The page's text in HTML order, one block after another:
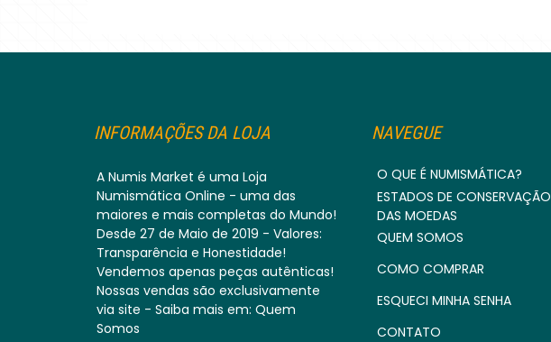
INFORMAÇÕES DA LOJA
A Numis Market é uma Loja
Numismática Online - uma das
maiores e mais completas do Mundo!
Desde 27 de Maio de 2019 - Valores:
Transparência e Honestidade!
Vendemos apenas peças autênticas!
Nossas vendas são exclusivamente
via site - Saiba mais em: Quem
Somos
NAVEGUE
O QUE É NUMISMÁTICA?
ESTADOS DE CONSERVAÇÃO
DAS MOEDAS
QUEM SOMOS
COMO COMPRAR
ESQUECI MINHA SENHA
CONTATO